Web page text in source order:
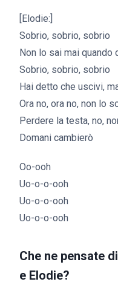
[Elodie:]
Sobrio, sobrio, sobrio
Non lo sai mai quando
Sobrio, sobrio, sobrio
Hai detto che uscivi,
Ora no, ora no, non lo
Perdere la testa, no,
Domani cambierò
Oo-ooh
Uo-o-o-ooh
Uo-o-o-ooh
Uo-o-o-ooh
Che ne pensate
e Elodie?